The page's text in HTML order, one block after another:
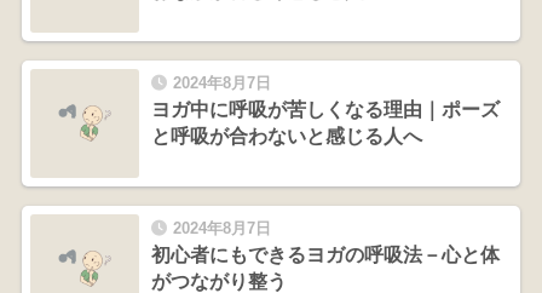
2024年8月7日
ヨガ中に呼吸が苦しくなる理由｜ポーズ
と呼吸が合わないと感じる人へ
2024年8月7日
初心者にもできるヨガの呼吸法－心と体
がつながり整う